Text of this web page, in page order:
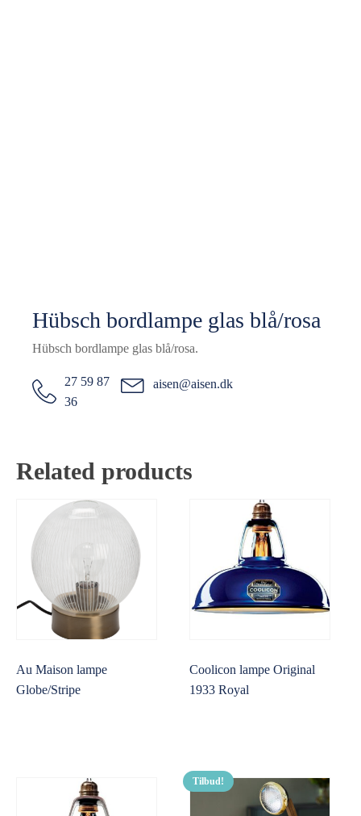
Hübsch bordlampe glas blå/rosa
Hübsch bordlampe glas blå/rosa.
27 59 87
36
aisen@aisen.dk
Related products
Au Maison lampe
Globe/Stripe
Coolicon lampe Original
1933 Royal
Tilbud!